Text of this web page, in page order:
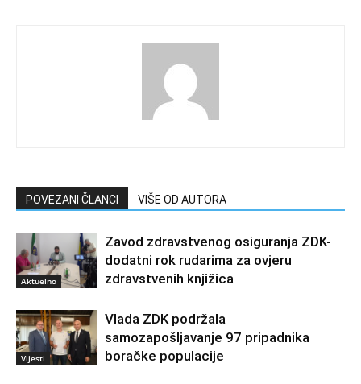
POVEZANI ČLANCI VIŠE OD AUTORA
Aktuelno
Zavod zdravstvenog osiguranja ZDK-
dodatni rok rudarima za ovjeru
zdravstvenih knjižica
Vijesti
Vlada ZDK podržala
samozapošljavanje 97 pripadnika
boračke populacije